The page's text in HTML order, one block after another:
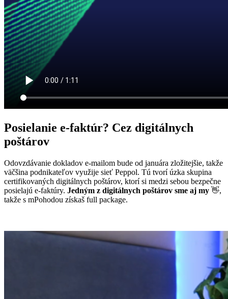
Posielanie e-faktúr? Cez digitálnych
poštárov
Odovzdávanie dokladov e-mailom bude od januára zložitejšie, takže
väčšina podnikateľov využije sieť Peppol. Tú tvorí úzka skupina
certifikovaných digitálnych poštárov, ktorí si medzi sebou bezpečne
posielajú e‑faktúry. Jedným z digitálnych poštárov sme aj my 👋,
takže s mPohodou získaš full package.